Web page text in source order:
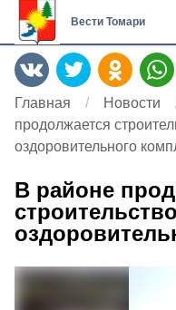
Вести Томари
Главная Новости
продолжается
оздоровительного
В районе